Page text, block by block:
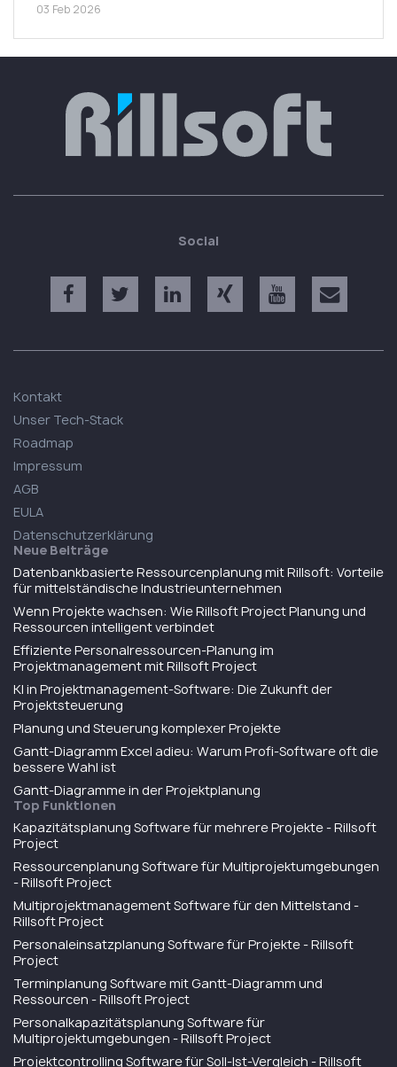
03 Feb 2026
Social
Kontakt
Unser Tech-Stack
Roadmap
Impressum
AGB
EULA
Datenschutzerklärung
Neue Beiträge
Datenbankbasierte Ressourcenplanung mit Rillsoft: Vorteile
für mittelständische Industrieunternehmen
Wenn Projekte wachsen: Wie Rillsoft Project Planung und
Ressourcen intelligent verbindet
Effiziente Personalressourcen-Planung im
Projektmanagement mit Rillsoft Project
KI in Projektmanagement-Software: Die Zukunft der
Projektsteuerung
Planung und Steuerung komplexer Projekte
Gantt-Diagramm Excel adieu: Warum Profi-Software oft die
bessere Wahl ist
Gantt-Diagramme in der Projektplanung
Top Funktionen
Kapazitätsplanung Software für mehrere Projekte - Rillsoft
Project
Ressourcenplanung Software für Multiprojektumgebungen
- Rillsoft Project
Multiprojektmanagement Software für den Mittelstand -
Rillsoft Project
Personaleinsatzplanung Software für Projekte - Rillsoft
Project
Terminplanung Software mit Gantt-Diagramm und
Ressourcen - Rillsoft Project
Personalkapazitätsplanung Software für
Multiprojektumgebungen - Rillsoft Project
Projektcontrolling Software für Soll-Ist-Vergleich - Rillsoft